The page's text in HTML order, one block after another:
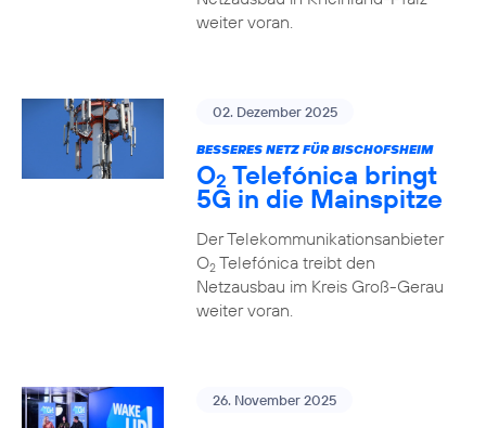
weiter voran.
02. Dezember 2025
BESSERES NETZ FÜR BISCHOFSHEIM
O2 Telefónica bringt
5G in die Mainspitze
Der Telekommunikationsanbieter
O2Telefónica treibt den
Netzausbau im Kreis Groß-Gerau
weiter voran.
26. November 2025